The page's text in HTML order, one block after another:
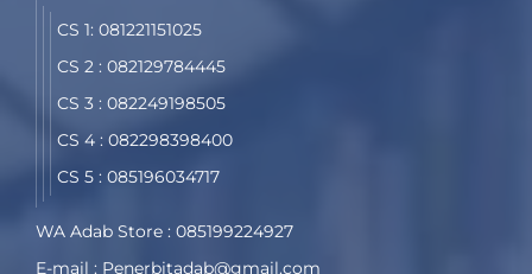
CS 1: 081221151025
CS 2 : 082129784445
CS 3 : 082249198505
CS 4 : 082298398400
CS 5 : 085196034717
WA Adab Store : 085199224927
E-mail : Penerbitadab@gmail.com